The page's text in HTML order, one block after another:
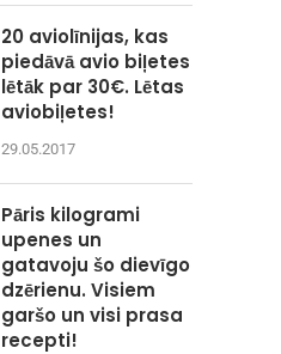
20 aviolīnijas, kas
piedāvā avio biļetes
lētāk par 30€. Lētas
aviobiļetes!
29.05.2017
Pāris kilogrami
upenes un
gatavoju šo dievīgo
dzērienu. Visiem
garšo un visi prasa
recepti!